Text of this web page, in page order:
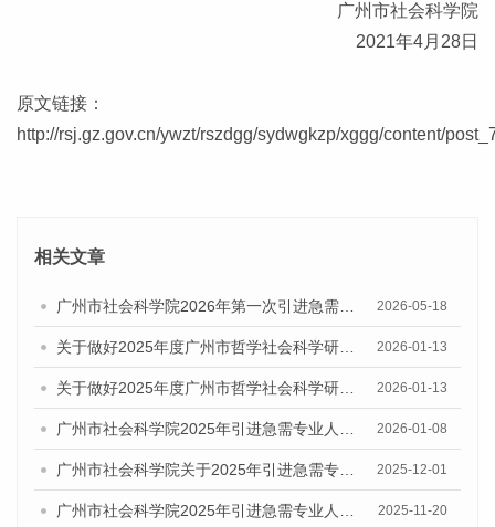
广州市社会科学院
2021年4月28日
原文链接：
http://rsj.gz.gov.cn/ywzt/rszdgg/sydwgkzp/xggg/content/
相关文章
2026-05-18
2026-01-13
2026-01-13
2026-01-08
2025-12-01
2025-11-20